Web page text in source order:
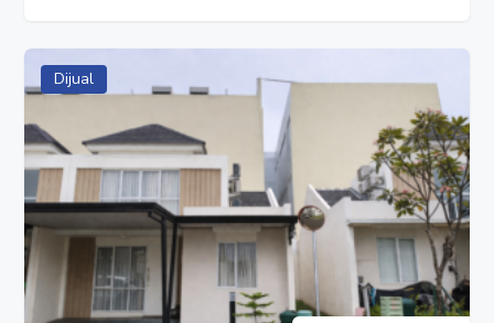
Dijual